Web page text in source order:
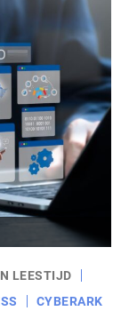
LEESTIJD
CYBERARK